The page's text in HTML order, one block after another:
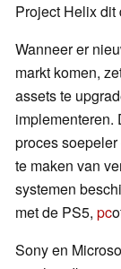
Project Helix dit
Wanneer er
markt komen,
assets te
implementeren.
proces
te maken van
systemen
met de PS5, pc
Sony en